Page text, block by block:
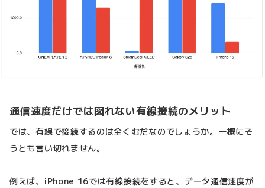
通信速度だけでは図れない有線接続のメリット
では、有線で接続するのは全くむだなのでしょうか。一概にそ
うとも言い切れません。
例えば、iPhone 16では有線接続をすると、データ通信速度が